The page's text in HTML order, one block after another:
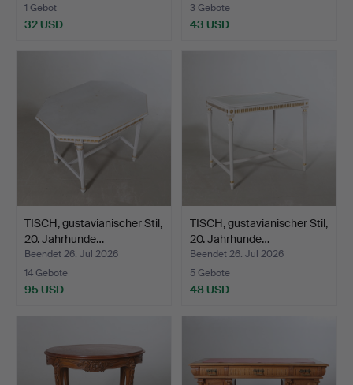
1 Gebot
32 USD
3 Gebote
43 USD
TISCH, gustavianischer Stil,
20. Jahrhunde…
Beendet 26. Jul 2026
14 Gebote
95 USD
TISCH, gustavianischer Stil,
20. Jahrhunde…
Beendet 26. Jul 2026
5 Gebote
48 USD